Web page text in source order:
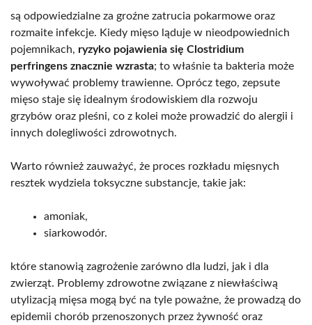
są odpowiedzialne za groźne zatrucia pokarmowe oraz
rozmaite infekcje. Kiedy mięso ląduje w nieodpowiednich
pojemnikach, ryzyko pojawienia się Clostridium
perfringens znacznie wzrasta; to właśnie ta bakteria może
wywoływać problemy trawienne. Oprócz tego, zepsute
mięso staje się idealnym środowiskiem dla rozwoju
grzybów oraz pleśni, co z kolei może prowadzić do alergii i
innych dolegliwości zdrowotnych.
Warto również zauważyć, że proces rozkładu mięsnych
resztek wydziela toksyczne substancje, takie jak:
amoniak,
siarkowodór.
które stanowią zagrożenie zarówno dla ludzi, jak i dla
zwierząt. Problemy zdrowotne związane z niewłaściwą
utylizacją mięsa mogą być na tyle poważne, że prowadzą do
epidemii chorób przenoszonych przez żywność oraz